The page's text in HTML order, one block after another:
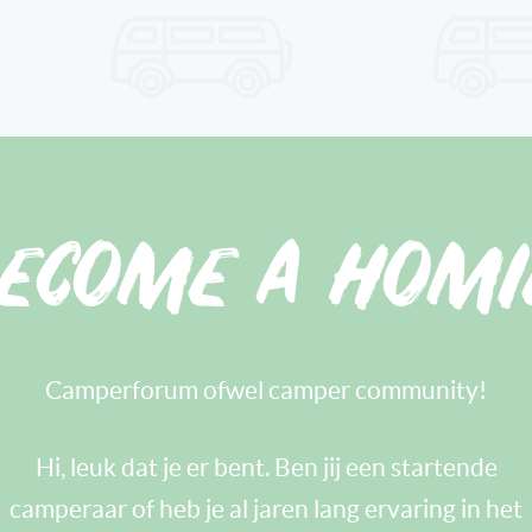
a
Camperforum ofwel camper community!
Hi, leuk dat je er bent. Ben jij een startende
camperaar of heb je al jaren lang ervaring in het